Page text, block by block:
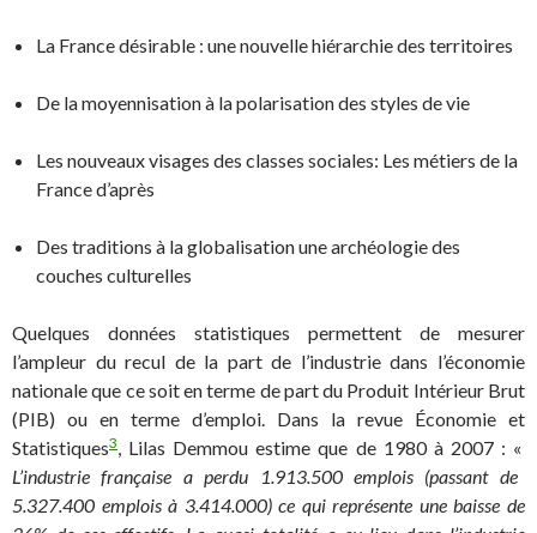
La France désirable : une nouvelle hiérarchie des territoires
De la moyennisation à la polarisation des styles de vie
Les nouveaux visages des classes sociales: Les métiers de la
France d’après
Des traditions à la globalisation une archéologie des
couches culturelles
Quelques données statistiques permettent de mesurer
l’ampleur du recul de la part de l’industrie dans l’économie
nationale que ce soit en terme de part du Produit Intérieur Brut
(PIB) ou en terme d’emploi. Dans la revue Économie et
Statistiques3
, Lilas Demmou estime que de 1980 à 2007 : «
L’industrie française a perdu 1.913.500 emplois (passant de
5.327.400 emplois à 3.414.000) ce qui représente une baisse de